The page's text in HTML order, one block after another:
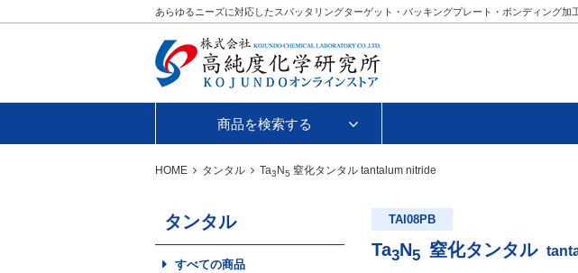
あらゆるニーズに対応したスパッタリングターゲット・バッキングプレート・ボンディング
商品を検索する
HOME タンタル Ta3 N5 窒化タンタル tantalum nitride
タンタル
すべての商品
TAI08PB
Ta3N5 窒化タンタル